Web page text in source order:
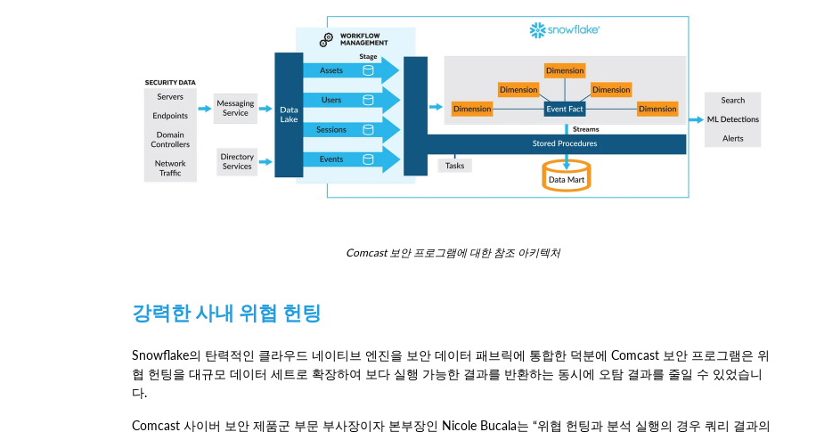
Comcast 보안 프로그램에 대한 참조 아키텍처
강력한 사내 위협 헌팅
Snowflake의 탄력적인 클라우드 네이티브 엔진을 보안 데이터 패브릭에 통합한 덕분에 Comcast 보안 프로그램은 위
협 헌팅을 대규모 데이터 세트로 확장하여 보다 실행 가능한 결과를 반환하는 동시에 오탐 결과를 줄일 수 있었습니
다.
Comcast 사이버 보안 제품군 부문 부사장이자 본부장인 Nicole Bucala는 “위협 헌팅과 분석 실행의 경우 쿼리 결과의